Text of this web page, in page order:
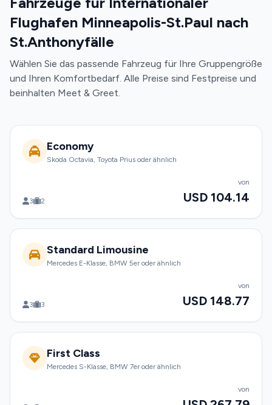
Flughafen Minneapolis-St.Paul nach
St.Anthonyfälle
Wählen Sie das passende Fahrzeug für Ihre Gruppengröße
und Ihren Komfortbedarf. Alle Preise sind Festpreise und
beinhalten Meet & Greet.
Economy
Skoda Octavia, Toyota Prius oder ähnlich
3 2
von
USD 104.14
Standard Limousine
Mercedes E-Klasse, BMW 5er oder ähnlich
3 3
von
USD 148.77
First Class
Mercedes S-Klasse, BMW 7er oder ähnlich
von